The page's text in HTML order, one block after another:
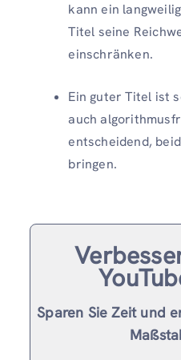
kann ein
Titel seine
einschränken.
Ein guter Titel ist
auch
entscheidend,
bringen.
Sparen Sie Zeit und